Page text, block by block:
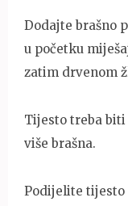
Dodajte brašno
u početku
zatim drvenom
Tijesto treba
više brašna.
Podijelite